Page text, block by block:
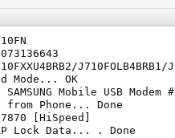
J710FOLB4BRB1/
Mode... OK
Mobile USB Modem
from Phone... Done
[HiSpeed]
Lock Data... . Done